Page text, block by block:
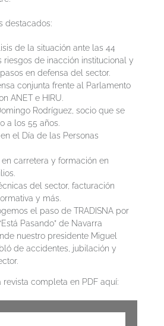
destacados:
de la situación ante las 44
riesgos de inacción institucional y
en defensa del sector.
conjunta frente al Parlamento
ANET e HIRU.
Rodríguez, socio que se
a los 55 años.
el Día de las Personas
carretera y formación en
del sector, facturación
y más.
el paso de TRADISNA por
Pasando” de Navarra
nuestro presidente Miguel
de accidentes, jubilación y
revista completa en PDF aquí: